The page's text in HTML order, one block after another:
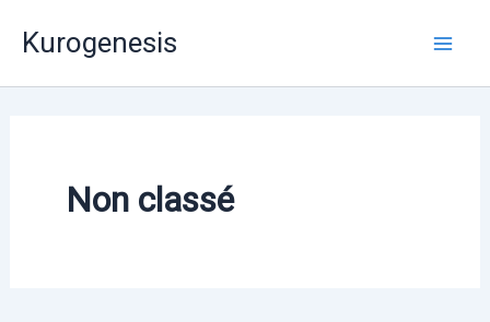
Kurogenesis
Non classé